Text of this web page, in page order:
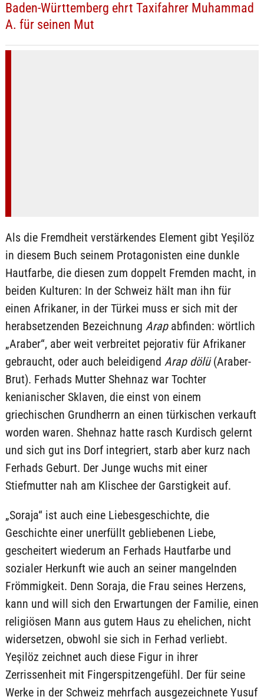
Baden-Württemberg ehrt Taxifahrer Muhammad
A. für seinen Mut
Als die Fremdheit verstärkendes Element gibt Yeşilöz
in diesem Buch seinem Protagonisten eine dunkle
Hautfarbe, die diesen zum doppelt Fremden macht, in
beiden Kulturen: In der Schweiz hält man ihn für
einen Afrikaner, in der Türkei muss er sich mit der
herabsetzenden Bezeichnung Arapabfinden: wörtlich
„Araber“, aber weit verbreitet pejorativ für Afrikaner
gebraucht, oder auch beleidigend Arap dölü(Araber-
Brut). Ferhads Mutter Shehnaz war Tochter
kenianischer Sklaven, die einst von einem
griechischen Grundherrn an einen türkischen verkauft
worden waren. Shehnaz hatte rasch Kurdisch gelernt
und sich gut ins Dorf integriert, starb aber kurz nach
Ferhads Geburt. Der Junge wuchs mit einer
Stiefmutter nah am Klischee der Garstigkeit auf.
„Soraja“ ist auch eine Liebesgeschichte, die
Geschichte einer unerfüllt gebliebenen Liebe,
gescheitert wiederum an Ferhads Hautfarbe und
sozialer Herkunft wie auch an seiner mangelnden
Frömmigkeit. Denn Soraja, die Frau seines Herzens,
kann und will sich den Erwartungen der Familie, einen
religiösen Mann aus gutem Haus zu ehelichen, nicht
widersetzen, obwohl sie sich in Ferhad verliebt.
Yeşilöz zeichnet auch diese Figur in ihrer
Zerrissenheit mit Fingerspitzengefühl. Der für seine
Werke in der Schweiz mehrfach ausgezeichnete Yusuf